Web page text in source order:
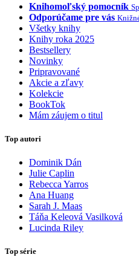
Knihomoľský pomocník
Odporúčame pre vás
Všetky knihy
Knihy roka 2025
Bestsellery
Novinky
Pripravované
Akcie a zľavy
Kolekcie
BookTok
Mám záujem o titul
Top autori
Dominik Dán
Julie Caplin
Rebecca Yarros
Ana Huang
Sarah J. Maas
Táňa Keleová Vasilková
Lucinda Riley
Top série